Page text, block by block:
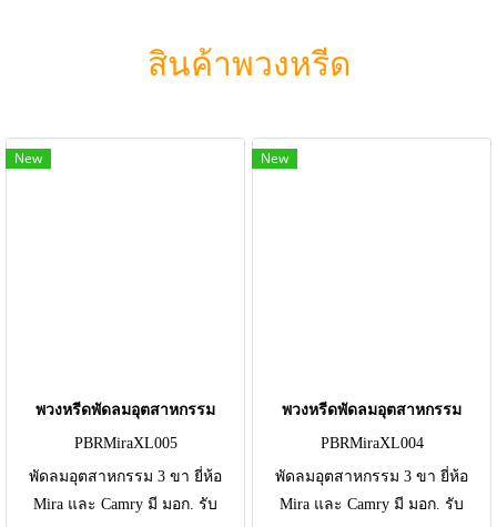
สินค้าพวงหรีด
New
พวงหรีดพัดลมอุตสาหกรรม
PBRMiraXL005
พัดลมอุตสาหกรรม 3 ขา ยี่ห้อ
Mira และ Camry มี มอก. รับ
New
พวงหรีดพัดลมอุตสาหกรรม
PBRMiraXL004
พัดลมอุตสาหกรรม 3 ขา ยี่ห้อ
Mira และ Camry มี มอก. รับ